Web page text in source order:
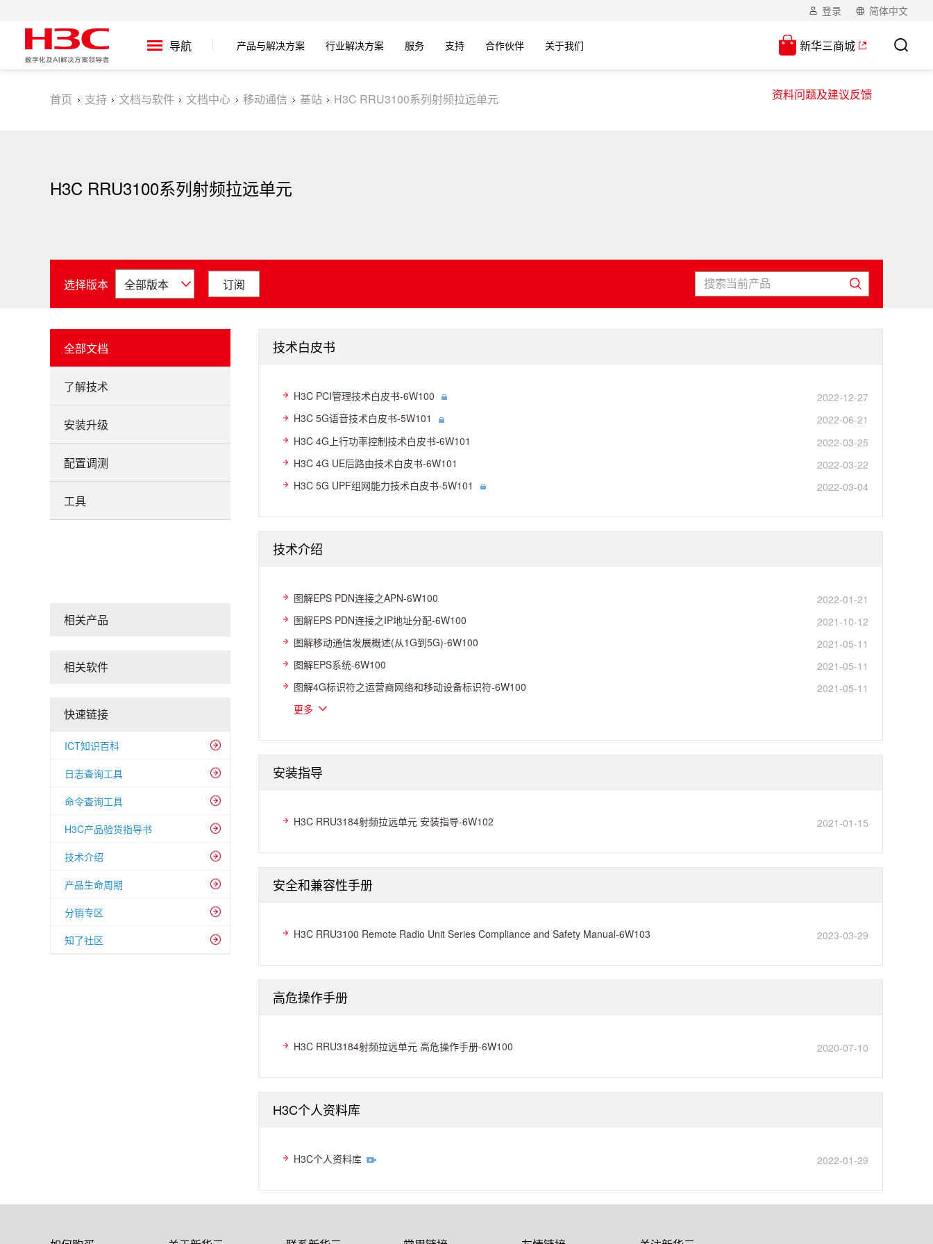
登录 简体中文
导航 产品与解决方案 行业解决方案 服务 支持 合作伙伴 关于我们 新华三商城
资料问题及建议反馈
首页 支持 文档与软件 文档中心 移动通信 基站 H3C RRU3100系列射频拉远单元
H3C RRU3100系列射频拉远单元
选择版本 订阅
全部文档
了解技术
安装升级
配置调测
工具
相关产品
相关软件
快速链接
ICT知识百科
日志查询工具
命令查询工具
H3C产品验货指导书
技术介绍
产品生命周期
分销专区
知了社区
技术白皮书
H3C PCI管理技术白皮书-6W100
2022-12-27
H3C 5G语音技术白皮书-5W101
2022-06-21
H3C 4G上行功率控制技术白皮书-6W101
2022-03-25
H3C 4G UE后路由技术白皮书-6W101
2022-03-22
H3C 5G UPF组网能力技术白皮书-5W101
2022-03-04
技术介绍
图解EPS PDN连接之APN-6W100
2022-01-21
图解EPS PDN连接之IP地址分配-6W100
2021-10-12
图解移动通信发展概述(从1G到5G)-6W100
2021-05-11
图解EPS系统-6W100
2021-05-11
图解4G标识符之运营商网络和移动设备标识符-6W100
2021-05-11
更多
安装指导
H3C RRU3184射频拉远单元 安装指导-6W102 2021-01-15
安全和兼容性手册
H3C RRU3100 Remote Radio Unit Series Compliance and Safety Manual-6W103 2023-03-29
高危操作手册
H3C RRU3184射频拉远单元 高危操作手册-6W100 2020-07-10
H3C个人资料库
H3C个人资料库 2022-01-29